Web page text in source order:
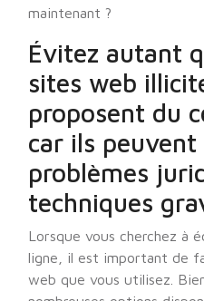
maintenant ?
Évitez autant
sites web
proposent du
car ils
problèmes
techniques
Lorsque vous cherchez à
ligne, il est important de
web que vous utilisez.